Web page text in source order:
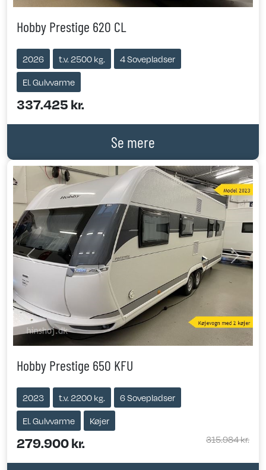
Hobby Prestige 620 CL
2026 t.v. 2500 kg.
4 Sovepladser
El. Gulvvarme
337.425 kr.
Se mere
Previous Next
Hobby Prestige 650 KFU
2023 t.v. 2200 kg.
6 Sovepladser
El. Gulvvarme
Køjer
279.900 kr. 315.984 kr.